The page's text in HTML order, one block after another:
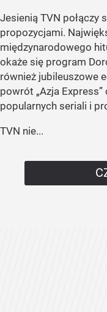
Jesienią TVN połączy
propozycjami.
międzynarodowego
okaże się program
również jubileuszowe
powrót „Azja
popularnych seriali i
TVN nie...